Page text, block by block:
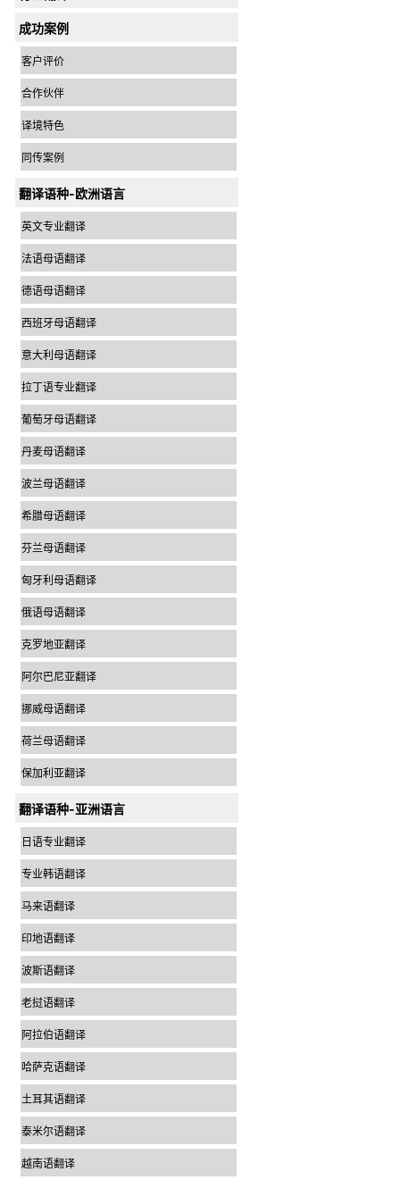
成功案例
客户评价
合作伙伴
译境特色
同传案例
翻译语种-欧洲语言
英文专业翻译
法语母语翻译
德语母语翻译
西班牙母语翻译
意大利母语翻译
拉丁语专业翻译
葡萄牙母语翻译
丹麦母语翻译
波兰母语翻译
希腊母语翻译
芬兰母语翻译
匈牙利母语翻译
俄语母语翻译
克罗地亚翻译
阿尔巴尼亚翻译
挪威母语翻译
荷兰母语翻译
保加利亚翻译
翻译语种-亚洲语言
日语专业翻译
专业韩语翻译
马来语翻译
印地语翻译
波斯语翻译
老挝语翻译
阿拉伯语翻译
哈萨克语翻译
土耳其语翻译
泰米尔语翻译
越南语翻译